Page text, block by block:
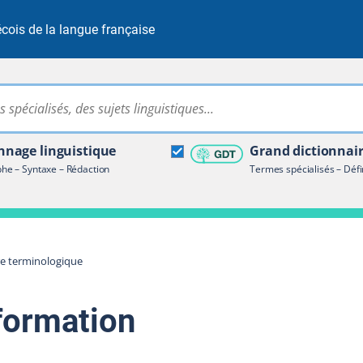
de la langue française
Rechercher dans tout le site
linguistique
– Syntaxe – Rédaction
Grand
Termes spécialisés –
terminologique
terminologique